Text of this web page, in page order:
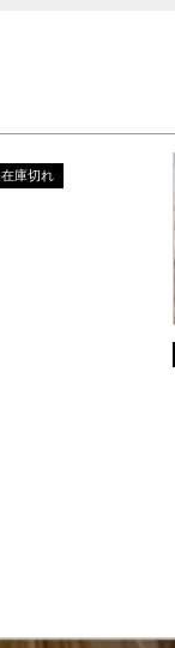
在庫切れ